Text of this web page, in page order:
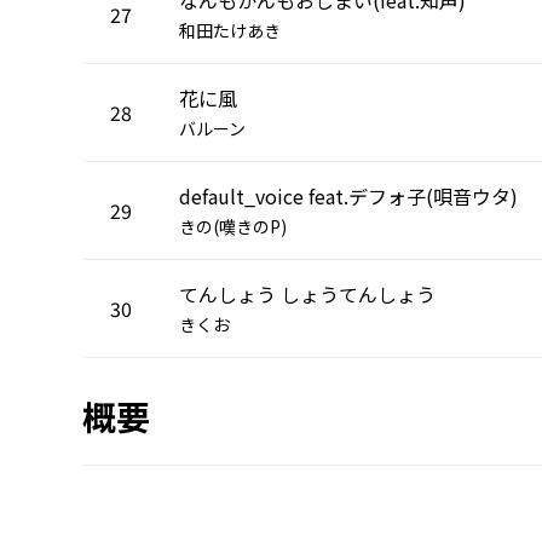
27
和田たけあき
28 花に風
バルーン
29 default_voice feat.デフォ子(唄音ウタ)
きの(嘆きのP)
30 てんしょう しょうてんしょう
きくお
概要